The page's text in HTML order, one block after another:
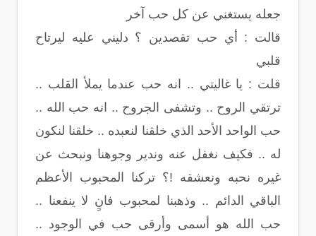
جعله يستغني عن كل حب آخر
قالت : أي حب تقصدين ؟ دليني عليه ليرتاح
قلبي
قلت : يا غاليتي .. انه حب عندما يملأ القلب ..
ترتقي الروح .. وتشفى الجروح .. انه حب الله ..
حب الواحد الأحد الذي خلقنا لنعبده .. خلقنا لنكون
له .. فكيف نغفل عنه وندير وجوهنا ونبحث عن
غيره نحبه ونعشقه !؟ تركنا المحبوب الأعظم
الباقي الدائم .. وذهبنا لمحبوب فانٍ لا ينفعنا ..
حب الله هو أسمى وأرقى حب في الوجود ..